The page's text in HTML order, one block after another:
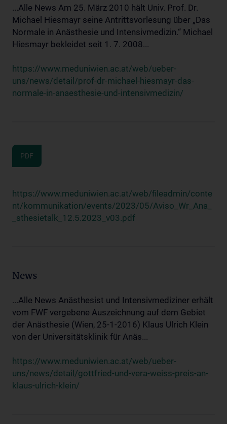
...Alle News Am 25. März 2010 hält Univ. Prof. Dr.
Michael Hiesmayr seine Antrittsvorlesung über „Das
Normale in Anästhesie und Intensivmedizin.“ Michael
Hiesmayr bekleidet seit 1. 7. 2008...
https://www.meduniwien.ac.at/web/ueber-
uns/news/detail/prof-dr-michael-hiesmayr-das-
normale-in-anaesthesie-und-intensivmedizin/
PDF
https://www.meduniwien.ac.at/web/fileadmin/conte
nt/kommunikation/events/2023/05/Aviso_Wr_Ana_
_sthesietalk_12.5.2023_v03.pdf
News
...Alle News Anästhesist und Intensivmediziner erhält
vom FWF vergebene Auszeichnung auf dem Gebiet
der Anästhesie (Wien, 25-1-2016) Klaus Ulrich Klein
von der Universitätsklinik für Anäs...
https://www.meduniwien.ac.at/web/ueber-
uns/news/detail/gottfried-und-vera-weiss-preis-an-
klaus-ulrich-klein/